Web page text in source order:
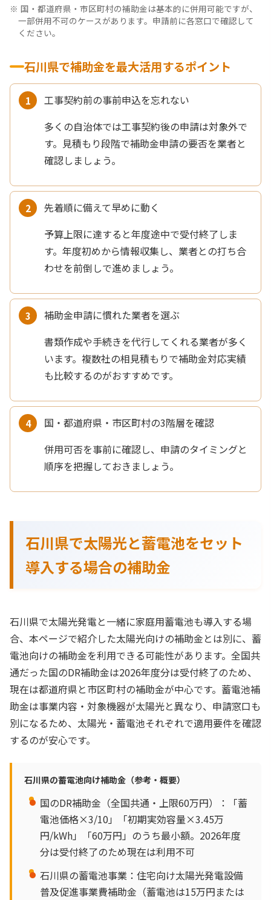
国・都道府県・市区町村の補助金は基本的に併用可能ですが、
一部併用不可のケースがあります。申請前に各窓口で確認して
ください。
石川県で補助金を最大活用するポイント
工事契約前の事前申込を忘れない
多くの自治体では工事契約後の申請は対象外で
す。見積もり段階で補助金申請の要否を業者と
確認しましょう。
先着順に備えて早めに動く
予算上限に達すると年度途中で受付終了しま
す。年度初めから情報収集し、業者との打ち合
わせを前倒しで進めましょう。
補助金申請に慣れた業者を選ぶ
書類作成や手続きを代行してくれる業者が多く
います。複数社の相見積もりで補助金対応実績
も比較するのがおすすめです。
国・都道府県・市区町村の3階層を確認
併用可否を事前に確認し、申請のタイミングと
順序を把握しておきましょう。
石川県で太陽光と蓄電池をセット
導入する場合の補助金
石川県で太陽光発電と一緒に家庭用蓄電池も導入する場
合、本ページで紹介した太陽光向けの補助金とは別に、蓄
電池向けの補助金を利用できる可能性があります。全国共
通だった国のDR補助金は2026年度分は受付終了のため、
現在は都道府県と市区町村の補助金が中心です。蓄電池補
助金は事業内容・対象機器が太陽光と異なり、申請窓口も
別になるため、太陽光・蓄電池それぞれで適用要件を確認
するのが安心です。
石川県の蓄電池向け補助金（参考・概要）
国のDR補助金（全国共通・上限60万円）：「蓄
電池価格×3/10」「初期実効容量×3.45万
円/kWh」「60万円」のうち最小額。2026年度
分は受付終了のため現在は利用不可
石川県の蓄電池事業：住宅向け太陽光発電設備
普及促進事業費補助金（蓄電池は15万円または